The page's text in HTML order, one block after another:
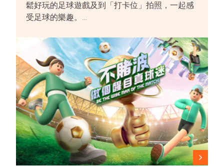
鬆好玩的足球遊戲及到「打卡位」拍照，一起感
受足球的樂趣。…